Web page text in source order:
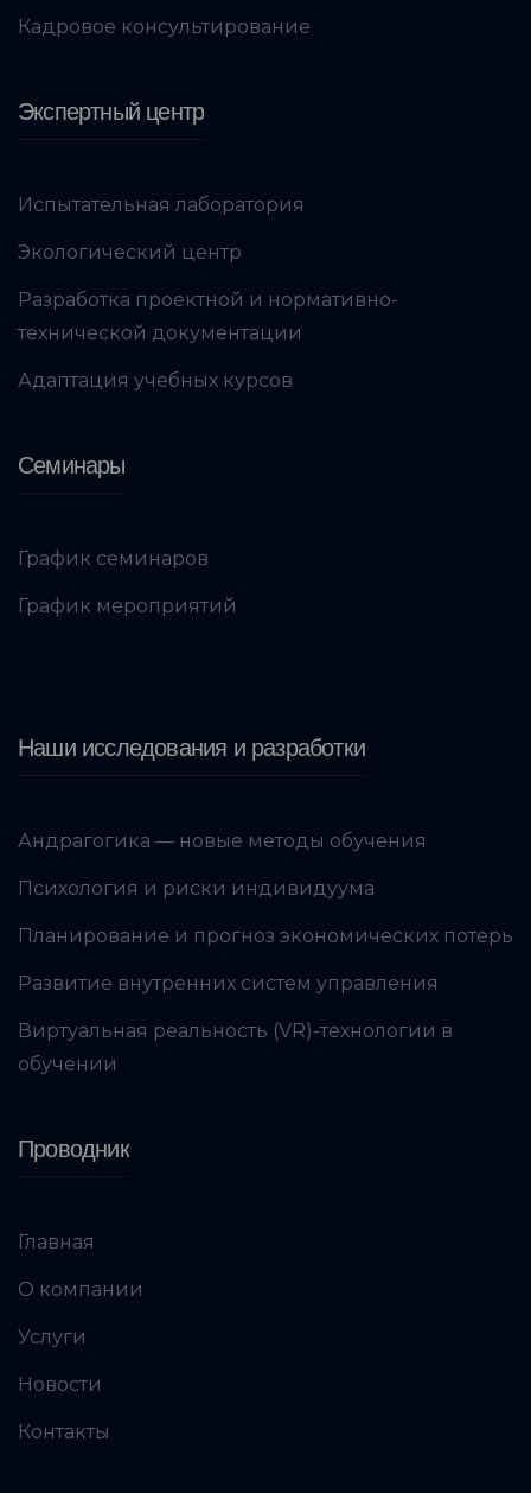
Кадровое консультирование
Экспертный центр
Испытательная лаборатория
Экологический центр
Разработка проектной и нормативно-
технической документации
Адаптация учебных курсов
Семинары
График семинаров
График мероприятий
Наши исследования и разработки
Андрагогика — новые методы обучения
Психология и риски индивидуума
Планирование и прогноз экономических потерь
Развитие внутренних систем управления
Виртуальная реальность (VR)-технологии в
обучении
Проводник
Главная
О компании
Услуги
Новости
Контакты